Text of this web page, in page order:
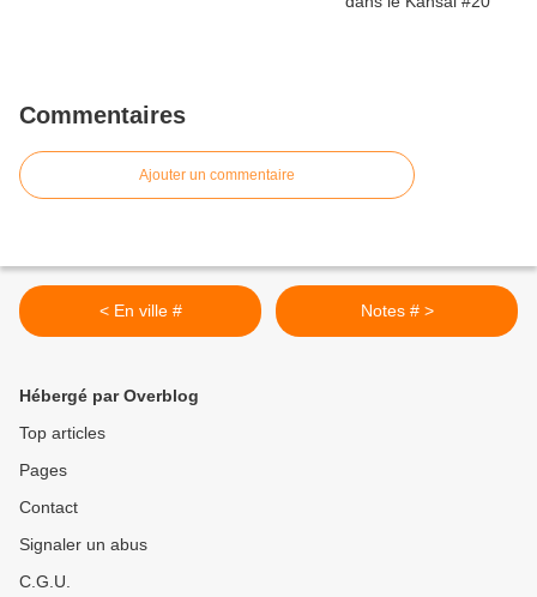
Commentaires
Ajouter un commentaire
< En ville # Notes # >
Hébergé par Overblog
Top articles
Pages
Contact
Signaler un abus
C.G.U.